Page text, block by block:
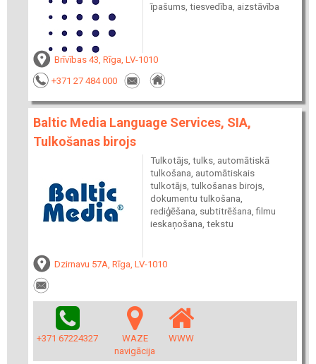
īpašums, tiesvedība, aizstāvība
Brīvības 43, Rīga, LV-1010
+371 27 484 000
Baltic Media Language Services, SIA,
Tulkošanas birojs
Tulkotājs, tulks, automātiskā
tulkošana, automātiskais
tulkotājs, tulkošanas birojs,
dokumentu tulkošana,
rediģēšana, subtitrēšana, filmu
ieskaņošana, tekstu
Dzirnavu 57A, Rīga, LV-1010
+371 67224327
WAZE
navigācija
WWW